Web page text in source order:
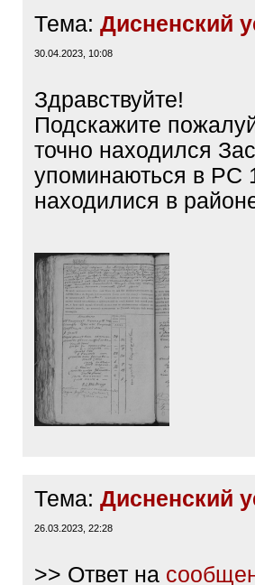
Тема: Дисненский
30.04.2023, 10:08
Здравствуйте!
Подскажите
точно находился
упоминаються в РС
находилися в
Тема: Дисненский
26.03.2023, 22:28
>> Ответ на